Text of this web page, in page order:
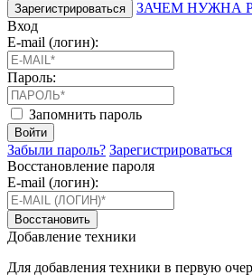
Зарегистрироваться
ЗАЧЕМ НУЖНА
Вход
E-mail (логин):
Пароль:
Запомнить пароль
Войти
Забыли пароль? Зарегистрироваться
Восстановление пароля
E-mail (логин):
Восстановить
Добавление техники
Для добавления техники в первую